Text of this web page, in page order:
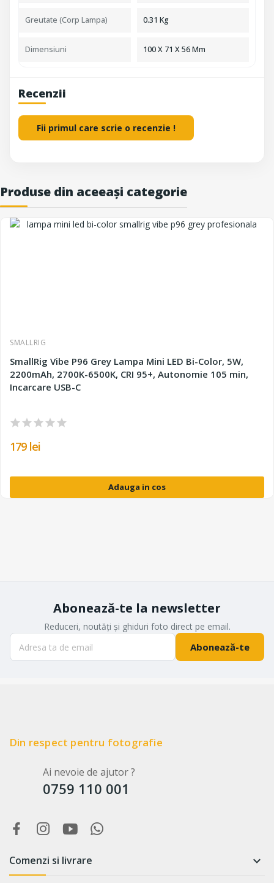
Greutate (Corp Lampa) 0.31 Kg
Dimensiuni 100 X 71 X 56 Mm
Recenzii
Fii primul care scrie o recenzie !
Produse din aceeași categorie
SMALLRIG
SmallRig Vibe P96 Grey Lampa Mini LED Bi-Color, 5W,
2200mAh, 2700K-6500K, CRI 95+, Autonomie 105 min,
Incarcare USB-C
179 lei
Adauga in cos
Abonează-te la newsletter
Reduceri, noutăți și ghiduri foto direct pe email.
Abonează-te
Din respect pentru fotografie
Ai nevoie de ajutor ?
0759 110 001
Comenzi si livrare 